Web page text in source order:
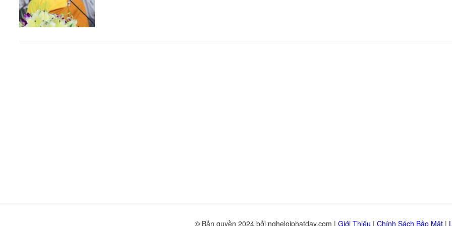
© Bản quyền 2024 bởi ngheloiphatday.com | Giới Thiệu | Chính Sách Bảo Mật|